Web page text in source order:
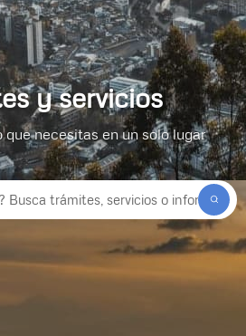
y servicios
necesitas en un solo lugar